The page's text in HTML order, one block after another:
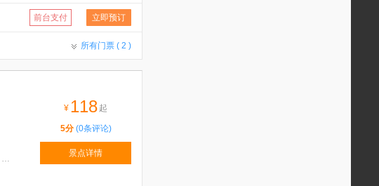
前台支付 立即预订
所有门票 ( 2 )
特色：承德亿福园温泉度假酒店您旅游度假、商务会议、亲朋小聚的绝佳选择。此处春可寻芳、夏可纳凉、秋
¥ 118 起
5分(0条评论)
景点详情